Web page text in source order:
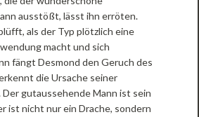
ausstößt, lässt ihn erröten.
als der Typ plötzlich eine
macht und sich
fängt Desmond den Geruch des
die Ursache seiner
Der gutaussehende Mann ist sein
ist nicht nur ein Drache, sondern